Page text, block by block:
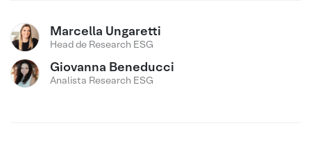
Marcella Ungaretti
Head de Research ESG
Giovanna Beneducci
Analista Research ESG